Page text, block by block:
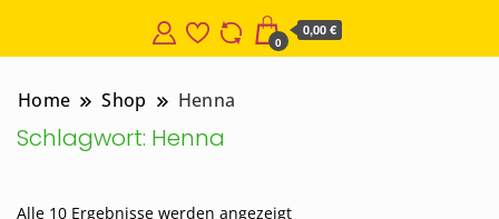
0
0,00 €
Home Shop Henna
Schlagwort: Henna
Alle 10 Ergebnisse werden angezeigtNach